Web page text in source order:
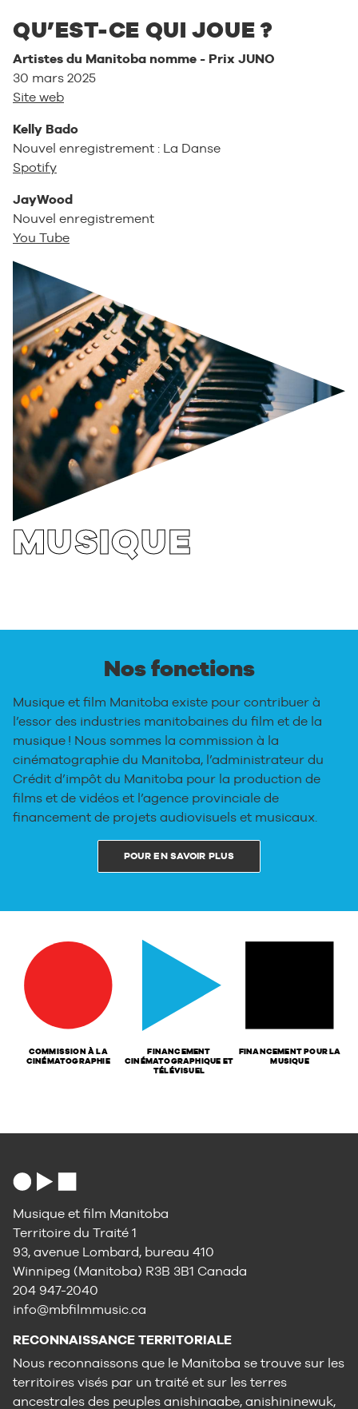
QU’EST-CE QUI JOUE ?
Artistes du Manitoba nomme - Prix JUNO
30 mars 2025
Site web
Kelly Bado
Nouvel enregistrement : La Danse
Spotify
JayWood
Nouvel enregistrement
You Tube
MUSIQUE
Nos fonctions
Musique et film Manitoba existe pour contribuer à
l’essor des industries manitobaines du film et de la
musique ! Nous sommes la commission à la
cinématographie du Manitoba, l’administrateur du
Crédit d’impôt du Manitoba pour la production de
films et de vidéos et l’agence provinciale de
financement de projets audiovisuels et musicaux.
POUR EN SAVOIR PLUS
COMMISSION À LA
CINÉMATOGRAPHIE
FINANCEMENT
CINÉMATOGRAPHIQUE ET
TÉLÉVISUEL
FINANCEMENT POUR LA
MUSIQUE
Musique et film Manitoba
Territoire du Traité 1
93, avenue Lombard, bureau 410
Winnipeg (Manitoba) R3B 3B1 Canada
204 947-2040
info@mbfilmmusic.ca
RECONNAISSANCE TERRITORIALE
Nous reconnaissons que le Manitoba se trouve sur les
territoires visés par un traité et sur les terres
ancestrales des peuples anishinaabe, anishininewuk,